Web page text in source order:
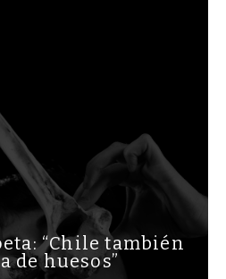
“Chile también
de huesos”